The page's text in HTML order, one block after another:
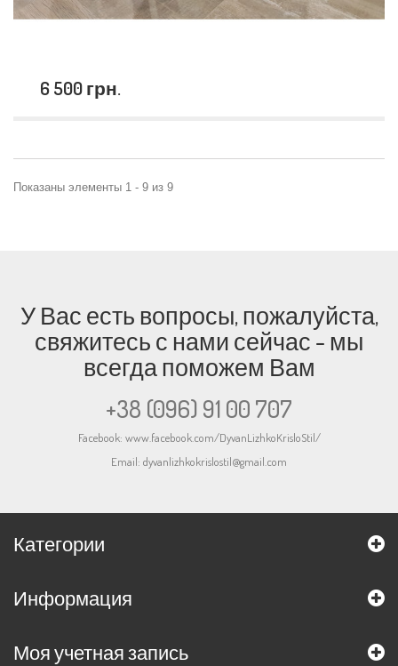
6 500 грн.
Показаны элементы 1 - 9 из 9
У Вас есть вопросы, пожалуйста,
свяжитесь с нами сейчас - мы
всегда поможем Вам
+38 (096) 91 00 707
Facebook: www.facebook.com/DyvanLizhkoKrisloStil/
Email: dyvanlizhkokrislostil@gmail.com
Категории
Информация
Моя учетная запись